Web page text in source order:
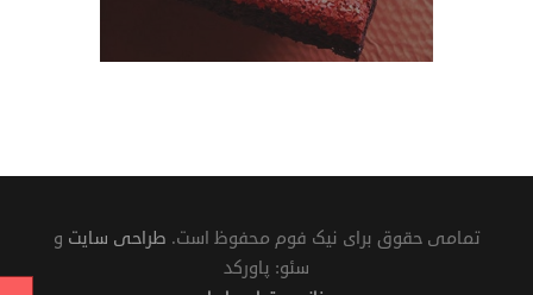
کفپوش گرانولی
تمامی حقوق برای نیک فوم محفوظ است. طراحی سایت و
سئو: پاورکد